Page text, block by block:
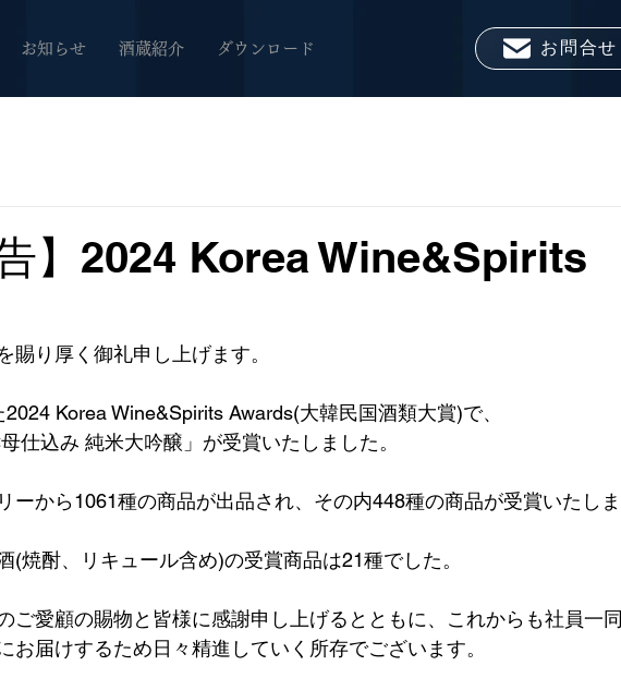
お知らせ 酒蔵紹介 ダウンロード お問合せ
】2024 Korea Wine&Spirits
賜り厚く御礼申し上げます。
Korea Wine&Spirits Awards(大韓民国酒類大賞)で、
仕込み 純米大吟醸」が受賞いたしました。
ーから1061種の商品が出品され、その内448種の商品が受賞いたしま
(焼酎、リキュール含め)の受賞商品は21種でした。
ご愛顧の賜物と皆様に感謝申し上げるとともに、これからも社員一同
お届けするため日々精進していく所存でございます。